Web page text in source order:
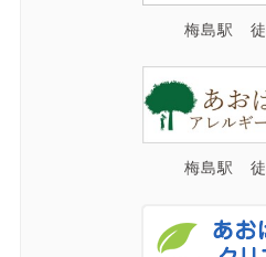
梅島駅 徒
梅島駅 徒